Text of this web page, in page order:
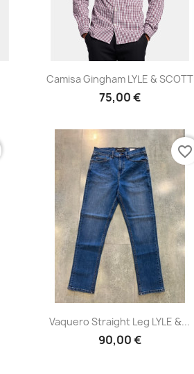
Vista rápida
Camisa Gingham LYLE & SCOTT
75,00 €
Vista rápida
Vaquero Straight Leg LYLE &...
90,00 €
favorite_border